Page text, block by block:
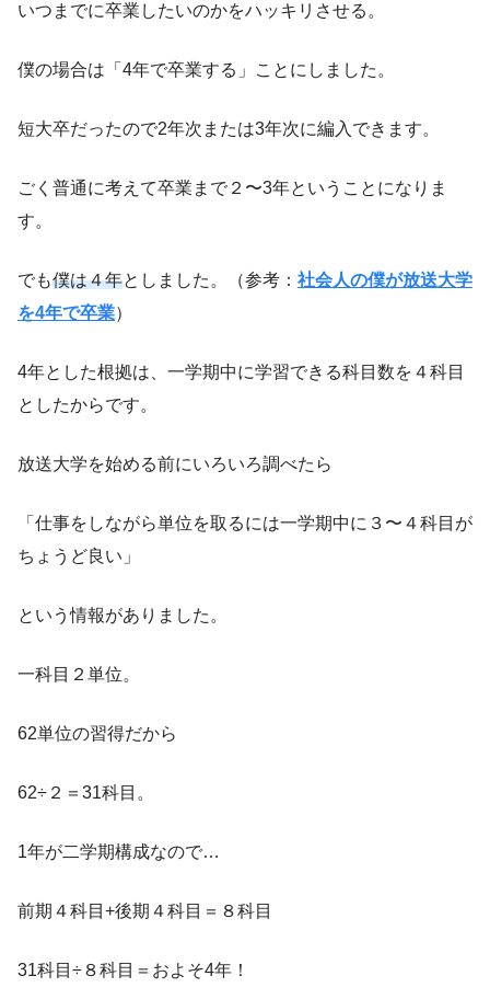
いつまでに卒業したいのかをハッキリさせる。
僕の場合は「4年で卒業する」ことにしました。
短大卒だったので2年次または3年次に編入できます。
ごく普通に考えて卒業まで２〜3年ということになりま
す。
でも僕は４年としました。（参考： 社会人の僕が放送大学
を4年で卒業）
4年とした根拠は、一学期中に学習できる科目数を４科目
としたからです。
放送大学を始める前にいろいろ調べたら
「仕事をしながら単位を取るには一学期中に３〜４科目が
ちょうど良い」
という情報がありました。
一科目２単位。
62単位の習得だから
62÷２＝31科目。
1年が二学期構成なので…
前期４科目+後期４科目＝８科目
31科目÷８科目＝およそ4年！